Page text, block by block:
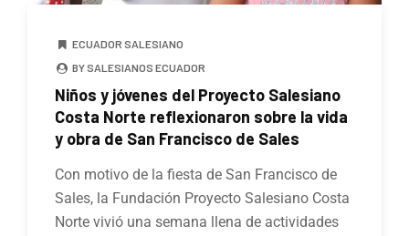
ECUADOR SALESIANO
BY SALESIANOS ECUADOR
Niños y jóvenes del Proyecto Salesiano
Costa Norte reflexionaron sobre la vida
y obra de San Francisco de Sales
Con motivo de la fiesta de San Francisco de
Sales, la Fundación Proyecto Salesiano Costa
Norte vivió una semana llena de actividades